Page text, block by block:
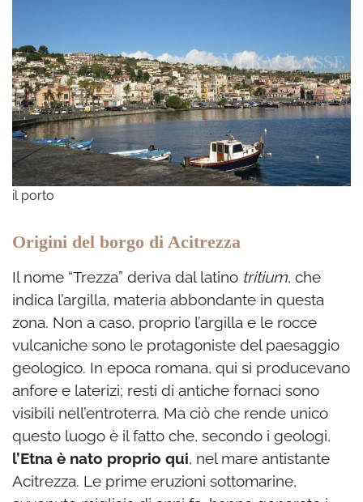
il porto
Origini del borgo di Acitrezza
Il nome “Trezza” deriva dal latino tritium, che
indica l’argilla, materia abbondante in questa
zona. Non a caso, proprio l’argilla e le rocce
vulcaniche sono le protagoniste del paesaggio
geologico. In epoca romana, qui si producevano
anfore e laterizi; resti di antiche fornaci sono
visibili nell’entroterra. Ma ciò che rende unico
questo luogo è il fatto che, secondo i geologi,
l’Etna è nato proprio qui, nel mare antistante
Acitrezza. Le prime eruzioni sottomarine,